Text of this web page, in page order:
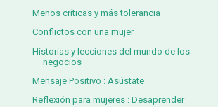
Menos críticas y más tolerancia
Conflictos con una mujer
Historias y lecciones del mundo de los
negocios
Mensaje Positivo : Asústate
Reflexión para mujeres : Desaprender